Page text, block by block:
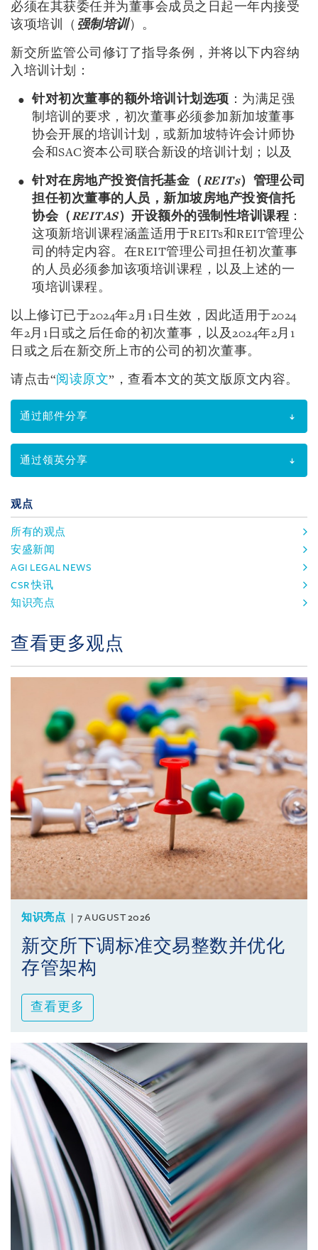
必须在其获委任并为董事会成员之日起一年内接受
该项培训（ 强制培训）。
新交所监管公司修订了指导条例，并将以下内容纳
入培训计划：
针对初次董事的额外培训计划选项 ：为满足强
制培训的要求，初次董事必须参加新加坡董事
协会开展的培训计划，或新加坡特许会计师协
会和SAC资本公司联合新设的培训计划；以及
针对在房地产投资信托基金（ REITs） 管理公司
担任初次董事的人员， 新加坡房地产投资信托
协会（ REITAS）开设额外的强制性培训课程 ：
这项新培训课程涵盖适用于REITs和REIT管理公
司的特定内容。在REIT管理公司担任初次董事
的人员必须参加该项培训课程，以及上述的一
项培训课程。
以上修订已于2024年2月 1 日生效，因此适用于2024
年2月 1 日或之后任命的初次董事，以及2024年2月 1
日或之后在新交所上市的公司的初次董事。
请点击“ 阅读原文”，查看本文的英文版原文内容。
通过邮件分享
通过领英分享
观点
所有的观点
安盛新闻
AGI LEGAL NEWS
CSR 快讯
知识亮点
查看更多观点
知识亮点 7 AUGUST 2026
新交所下调标准交易整数并优化
存管架构
查看更多